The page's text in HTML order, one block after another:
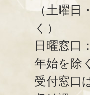
（土曜日
く）
日曜窓口：
年始を除
受付窓口